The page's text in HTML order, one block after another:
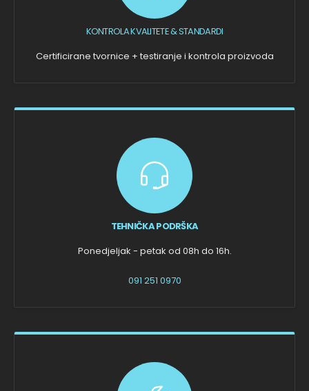
KONTROLA KVALITETE & STANDARDI
Certificirane tvornice + testiranje i kontrola proizvoda
TEHNIČKA PODRŠKA
Ponedjeljak - petak od 08h do 16h.
091 251 0970